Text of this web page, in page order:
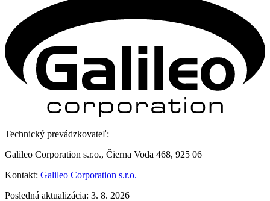
Technický prevádzkovateľ:
Galileo Corporation s.r.o., Čierna Voda 468, 925 06
Kontakt: Galileo Corporation s.r.o.
Posledná aktualizácia: 3. 8. 2026